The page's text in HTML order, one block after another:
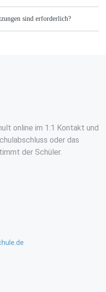
sind erforderlich?
online im 1:1 Kontakt und
oder das
der Schüler.